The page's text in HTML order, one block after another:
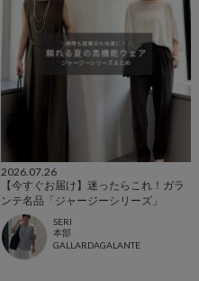
2026.07.26
【今すぐお届け】迷ったらこれ！ガラ
ンテ名品「ジャージーシリーズ」
SERI
本部
GALLARDAGALANTE